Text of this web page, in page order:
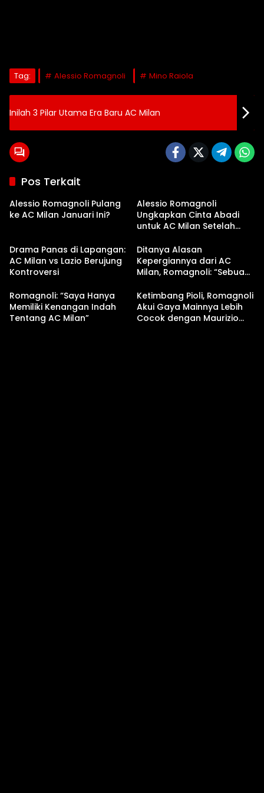
Tag: Alessio Romagnoli Mino Raiola
Inilah 3 Pilar Utama Era Baru AC Milan
Pos Terkait
Alessio Romagnoli Pulang
ke AC Milan Januari Ini?
Alessio Romagnoli
Ungkapkan Cinta Abadi
untuk AC Milan Setelah
Drama Panas di Lapangan:
AC Milan vs Lazio Berujung
Kontroversi
Ditanya Alasan
Kepergiannya dari AC
Milan, Romagnoli: “Sebuah
Romagnoli: “Saya Hanya
Memiliki Kenangan Indah
Tentang AC Milan”
Ketimbang Pioli, Romagnoli
Akui Gaya Mainnya Lebih
Cocok dengan Maurizio